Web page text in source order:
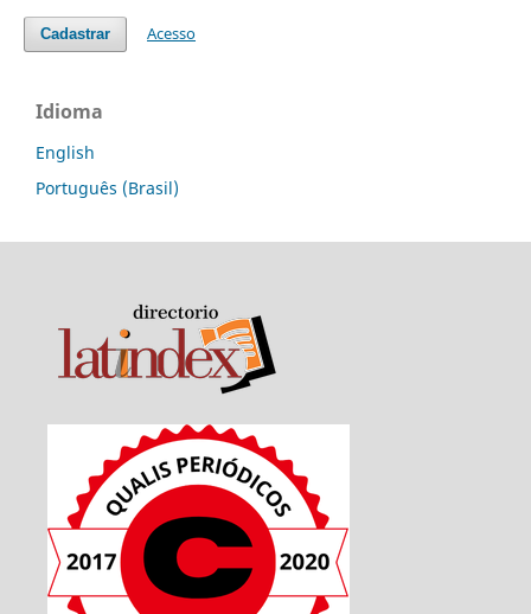
Cadastrar Acesso
Idioma
English
Português (Brasil)